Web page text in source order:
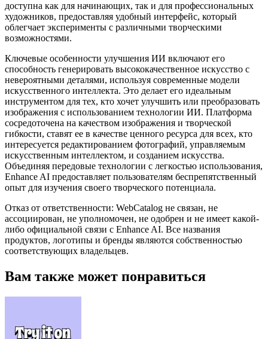
доступна как для начинающих, так и для профессиональных
художников, предоставляя удобный интерфейс, который
облегчает эксперименты с различными творческими
возможностями.
Ключевые особенности улучшения ИИ включают его
способность генерировать высококачественное искусство с
невероятными деталями, используя современные модели
искусственного интеллекта. Это делает его идеальным
инструментом для тех, кто хочет улучшить или преобразовать
изображения с использованием технологии ИИ. Платформа
сосредоточена на качеством изображения и творческой
гибкости, ставят ее в качестве ценного ресурса для всех, кто
интересуется редактированием фотографий, управляемым
искусственным интеллектом, и созданием искусства.
Объединяя передовые технологии с легкостью использования,
Enhance AI предоставляет пользователям беспрепятственный
опыт для изучения своего творческого потенциала.
Отказ от ответственности: WebCatalog не связан, не
ассоциирован, не уполномочен, не одобрен и не имеет какой-
либо официальной связи с Enhance AI. Все названия
продуктов, логотипы и бренды являются собственностью
соответствующих владельцев.
Вам также может понравиться